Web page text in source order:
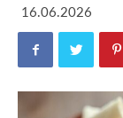
16.06.2026